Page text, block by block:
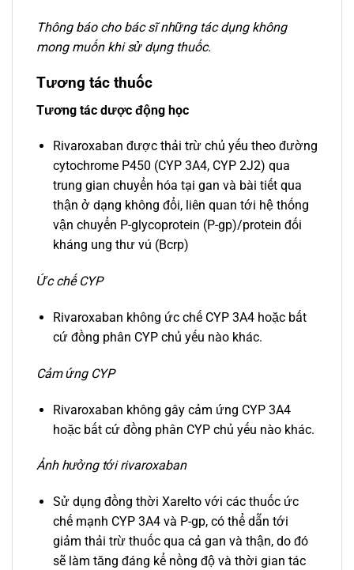
Thông báo cho bác sĩ những tác dụng không
mong muốn khi sử dụng thuốc.
Tương tác thuốc
Tương tác dược động học
Rivaroxaban được thải trừ chủ yếu theo đường
cytochrome P450 (CYP 3A4, CYP 2J2) qua
trung gian chuyển hóa tại gan và bài tiết qua
thận ở dạng không đổi, liên quan tới hệ thống
vận chuyển P-glycoprotein (P-gp)/protein đối
kháng ung thư vú (Bcrp)
Ức chế CYP
Rivaroxaban không ức chế CYP 3A4 hoặc bất
cứ đồng phân CYP chủ yếu nào khác.
Cảm ứng CYP
Rivaroxaban không gây cảm ứng CYP 3A4
hoặc bất cứ đồng phân CYP chủ yếu nào khác.
Ảnh hưởng tới rivaroxaban
Sử dụng đồng thời Xarelto với các thuốc ức
chế mạnh CYP 3A4 và P-gp, có thể dẫn tới
giảm thải trừ thuốc qua cả gan và thận, do đó
sẽ làm tăng đáng kể nồng độ và thời gian tác